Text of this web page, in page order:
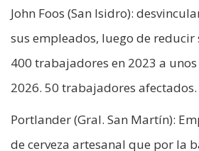
John Foos (San Isidro):
sus empleados, luego de reducir
400 trabajadores en 2023 a
2026. 50 trabajadores afectados.
Portlander (Gral. San Martín):
de cerveza artesanal que por la